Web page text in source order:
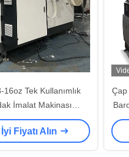
16oz Tek Kullanımlık
İmalat Makinası
Fiyatı Alın
Çap